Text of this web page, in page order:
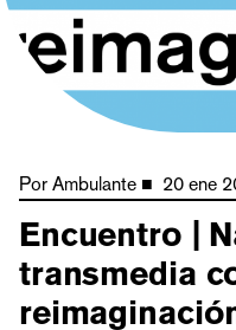
Por Ambulante ■ 20 ene
Encuentro |
transmedia